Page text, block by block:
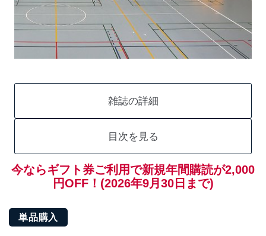
雑誌の詳細
目次を見る
今ならギフト券ご利用で新規年間購読が2,000
円OFF！(2026年9月30日まで)
単品購入